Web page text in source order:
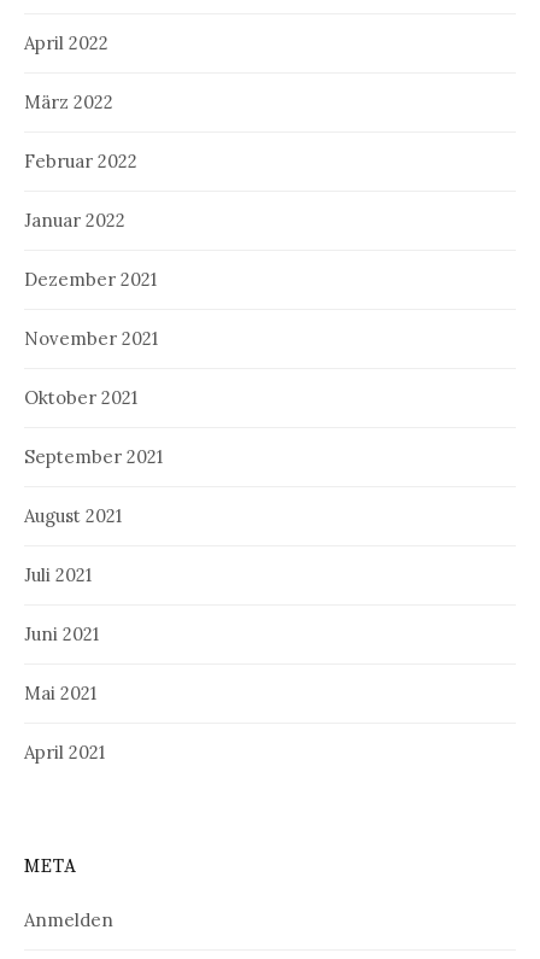
April 2022
März 2022
Februar 2022
Januar 2022
Dezember 2021
November 2021
Oktober 2021
September 2021
August 2021
Juli 2021
Juni 2021
Mai 2021
April 2021
META
Anmelden